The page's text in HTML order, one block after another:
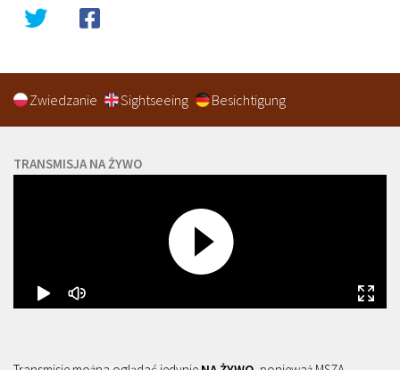
Zwiedzanie Sightseeing Besichtigung
TRANSMISJA NA ŻYWO